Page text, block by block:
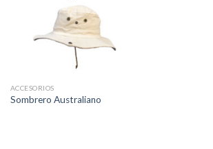
ACCESORIOS
Sombrero Australiano